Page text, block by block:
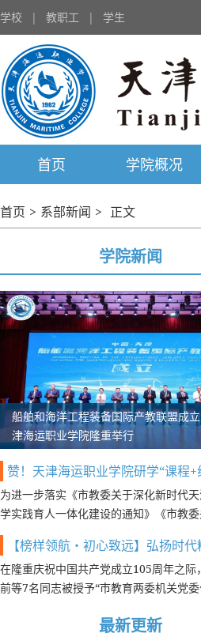
学校 | 教职工 | 学生
首页 学院概况
首页 > 系部新闻 > 正文
学院新闻
船舶和海洋工程装备国际产教联盟成
津海运职业学院隆重举行
赞！天津海运职业学院研学“课程+
为进一步落实《市教委关于深化新时代
学实践育人一体化建设的通知》《市教
【榜样领航・初心致远】弘扬时代
在隆重庆祝中国共产党成立105周年之际
前等7名同志被授予“市教育两委机关党
最新更新